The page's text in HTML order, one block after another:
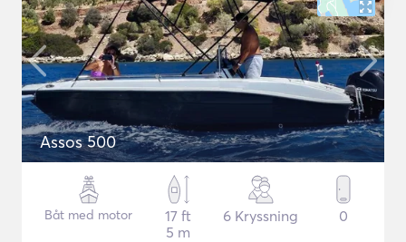
Assos 500
Båt med motor
17 ft
5 m
6 Kryssning 0